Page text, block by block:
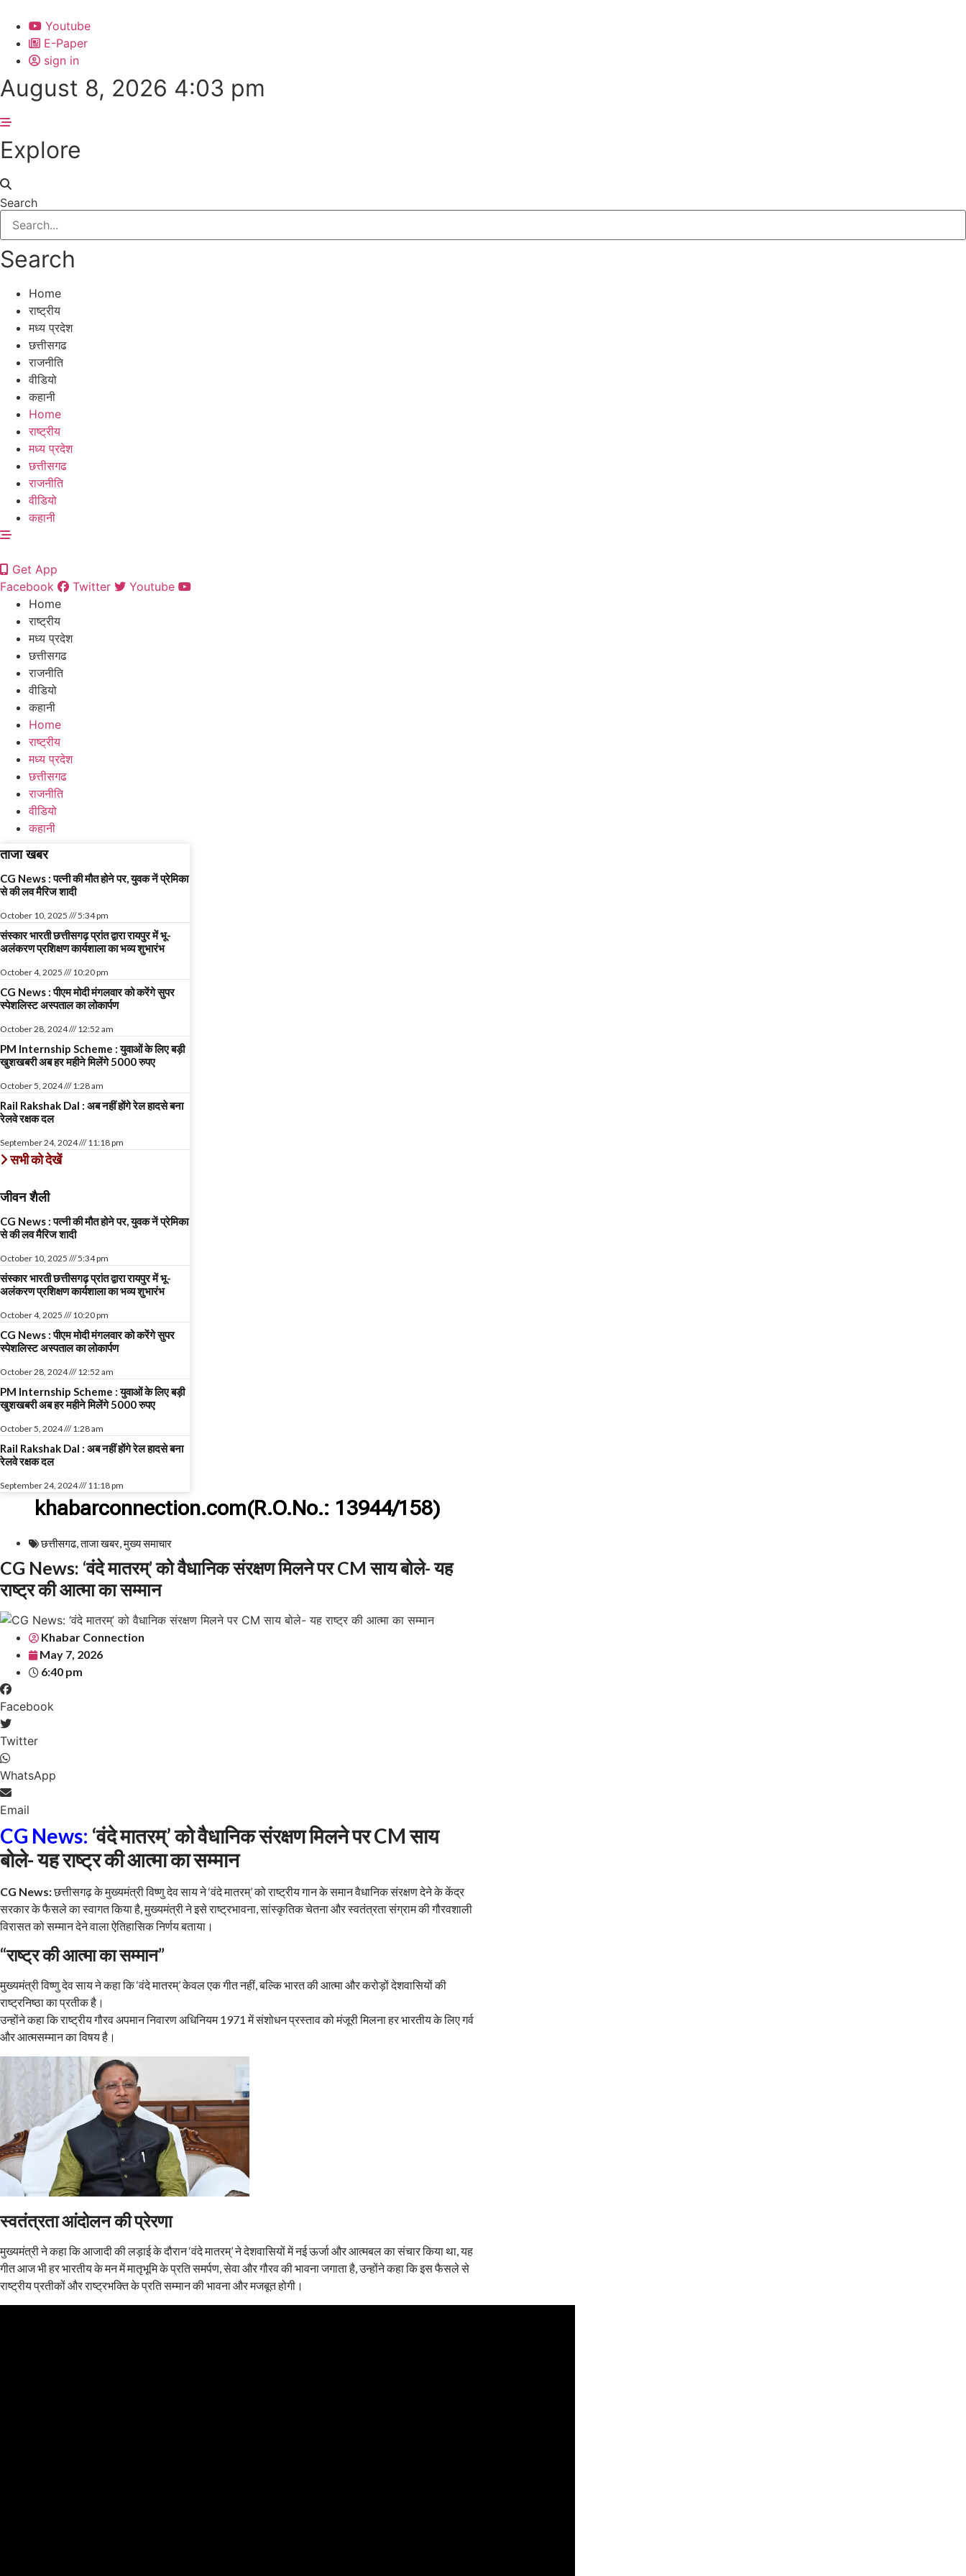
content
Youtube
E-Paper
sign in
August 8, 2026 4:03 pm
Explore
Search
Search
Home
राष्ट्रीय
मध्य प्रदेश
छत्तीसगढ
राजनीति
वीडियो
कहानी
Home
राष्ट्रीय
मध्य प्रदेश
छत्तीसगढ
राजनीति
वीडियो
कहानी
Get App
Facebook
Twitter
Youtube
Home
राष्ट्रीय
मध्य प्रदेश
छत्तीसगढ
राजनीति
वीडियो
कहानी
Home
राष्ट्रीय
मध्य प्रदेश
छत्तीसगढ
राजनीति
वीडियो
कहानी
ताजा खबर
CG News : पत्नी की मौत होने पर, युवक नें प्रेमिका
से की लव मैरिज शादी
October 10, 2025 5:34 pm
संस्कार भारती छत्तीसगढ़ प्रांत द्वारा रायपुर में भू-
अलंकरण प्रशिक्षण कार्यशाला का भव्य शुभारंभ
October 4, 2025 10:20 pm
CG News : पीएम मोदी मंगलवार को करेंगे सुपर
स्पेशलिस्ट अस्पताल का लोकार्पण
October 28, 2024 12:52 am
PM Internship Scheme : युवाओं के लिए बड़ी
खुशखबरी अब हर महीने मिलेंगे 5000 रुपए
October 5, 2024 1:28 am
Rail Rakshak Dal : अब नहीं होंगे रेल हादसे बना
रेलवे रक्षक दल
September 24, 2024 11:18 pm
सभी को देखें
जीवन शैली
CG News : पत्नी की मौत होने पर, युवक नें प्रेमिका
से की लव मैरिज शादी
October 10, 2025 5:34 pm
संस्कार भारती छत्तीसगढ़ प्रांत द्वारा रायपुर में भू-
अलंकरण प्रशिक्षण कार्यशाला का भव्य शुभारंभ
October 4, 2025 10:20 pm
CG News : पीएम मोदी मंगलवार को करेंगे सुपर
स्पेशलिस्ट अस्पताल का लोकार्पण
October 28, 2024 12:52 am
PM Internship Scheme : युवाओं के लिए बड़ी
खुशखबरी अब हर महीने मिलेंगे 5000 रुपए
October 5, 2024 1:28 am
Rail Rakshak Dal : अब नहीं होंगे रेल हादसे बना
रेलवे रक्षक दल
September 24, 2024 11:18 pm
khabarconnection.com(R.O.No.: 13944/158)
छत्तीसगढ,ताजा खबर,मुख्य समाचार​
CG News: ‘वंदे मातरम्’ को वैधानिक संरक्षण मिलने पर CM साय बोले- यह
राष्ट्र की आत्मा का सम्मान
Khabar Connection
May 7, 2026
6:40 pm
Facebook
Twitter
WhatsApp
Email
CG News: ‘वंदे मातरम्’ को वैधानिक संरक्षण मिलने पर CM साय
बोले- यह राष्ट्र की आत्मा का सम्मान
CG News:छत्तीसगढ़ के मुख्यमंत्री विष्णु देव साय ने ‘वंदे मातरम्’ को राष्ट्रीय गान के समान वैधानिक संरक्षण देने के केंद्र
सरकार के फैसले का स्वागत किया है, मुख्यमंत्री ने इसे राष्ट्रभावना, सांस्कृतिक चेतना और स्वतंत्रता संग्राम की गौरवशाली
विरासत को सम्मान देने वाला ऐतिहासिक निर्णय बताया।
“राष्ट्र की आत्मा का सम्मान”
मुख्यमंत्री विष्णु देव साय ने कहा कि ‘वंदे मातरम्’ केवल एक गीत नहीं, बल्कि भारत की आत्मा और करोड़ों देशवासियों की
राष्ट्रनिष्ठा का प्रतीक है।
उन्होंने कहा कि राष्ट्रीय गौरव अपमान निवारण अधिनियम 1971 में संशोधन प्रस्ताव को मंजूरी मिलना हर भारतीय के लिए गर्व
और आत्मसम्मान का विषय है।
स्वतंत्रता आंदोलन की प्रेरणा
मुख्यमंत्री ने कहा कि आजादी की लड़ाई के दौरान ‘वंदे मातरम्’ ने देशवासियों में नई ऊर्जा और आत्मबल का संचार किया था, यह
गीत आज भी हर भारतीय के मन में मातृभूमि के प्रति समर्पण, सेवा और गौरव की भावना जगाता है, उन्होंने कहा कि इस फैसले से
राष्ट्रीय प्रतीकों और राष्ट्रभक्ति के प्रति सम्मान की भावना और मजबूत होगी।